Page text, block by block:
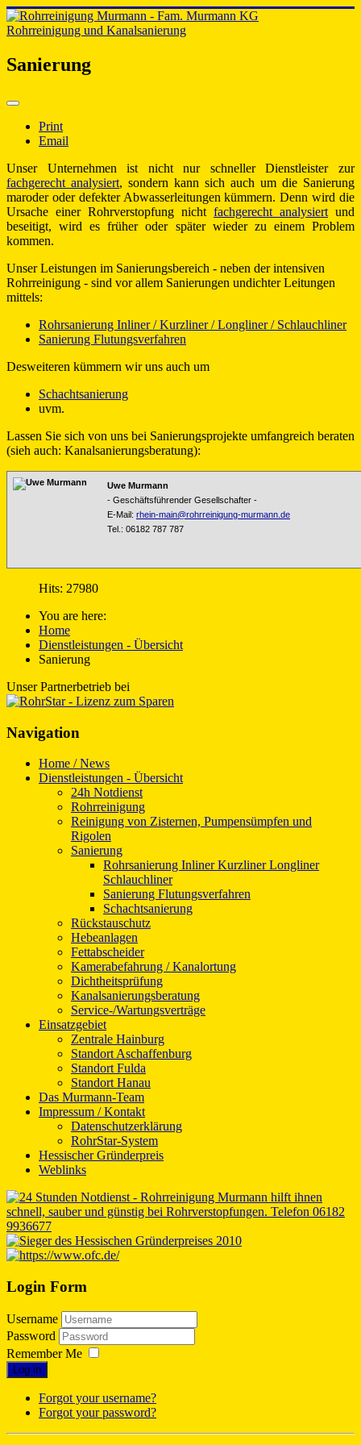
Rohrreinigung und Kanalsanierung
Sanierung
Print
Email
Unser Unternehmen ist nicht nur schneller Dienstleister zur
fachgerecht analysiert, sondern kann sich auch um die Sanierung
maroder oder defekter Abwasserleitungen kümmern. Denn wird die
Ursache einer Rohrverstopfung nicht fachgerecht analysiert und
beseitigt, wird es früher oder später wieder zu einem Problem
kommen.
Unser Leistungen im Sanierungsbereich - neben der intensiven
Rohrreinigung - sind vor allem Sanierungen undichter Leitungen
mittels:
Rohrsanierung Inliner / Kurzliner / Longliner / Schlauchliner
Sanierung Flutungsverfahren
Desweiteren kümmern wir uns auch um
Schachtsanierung
uvm.
Lassen Sie sich von uns bei Sanierungsprojekte umfangreich beraten
(sieh auch: Kanalsanierungsberatung):
Uwe Murmann
- Geschäftsführender Gesellschafter -
E-Mail: rhein-main@rohrreinigung-murmann.de
Tel.: 06182 787 787
Hits: 27980
You are here:
Home
Dienstleistungen - Übersicht
Sanierung
Unser Partnerbetrieb bei
Navigation
Home / News
Dienstleistungen - Übersicht
24h Notdienst
Rohrreinigung
Reinigung von Zisternen, Pumpensümpfen und
Rigolen
Sanierung
Rohrsanierung Inliner Kurzliner Longliner
Schlauchliner
Sanierung Flutungsverfahren
Schachtsanierung
Rückstauschutz
Hebeanlagen
Fettabscheider
Kamerabefahrung / Kanalortung
Dichtheitsprüfung
Kanalsanierungsberatung
Service-/Wartungsverträge
Einsatzgebiet
Zentrale Hainburg
Standort Aschaffenburg
Standort Fulda
Standort Hanau
Das Murmann-Team
Impressum / Kontakt
Datenschutzerklärung
RohrStar-System
Hessischer Gründerpreis
Weblinks
Login Form
Username
Password
Remember Me
Log in
Forgot your username?
Forgot your password?